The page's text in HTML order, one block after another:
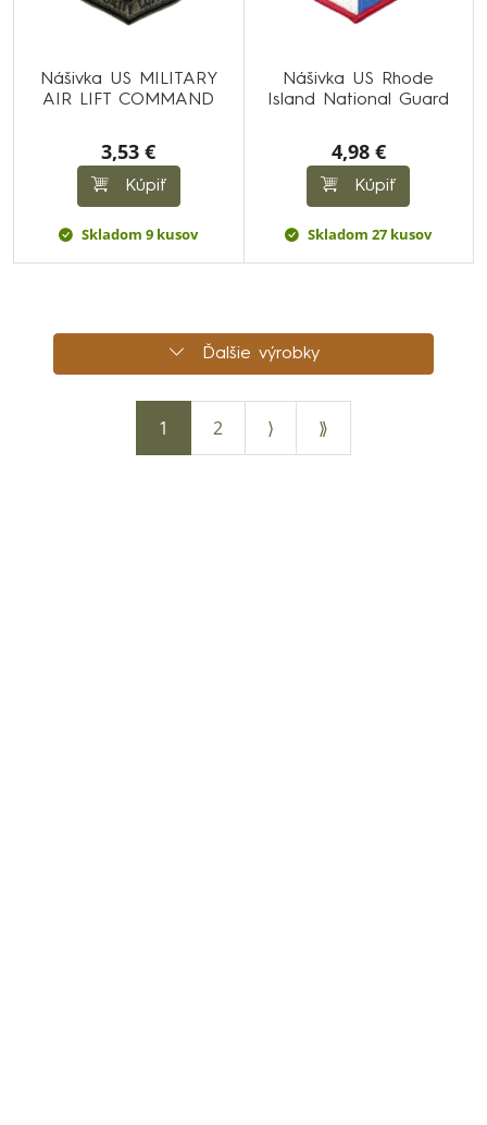
Nášivka US MILITARY
AIR LIFT COMMAND
3,53 €
Kúpiť
Skladom 9 kusov
Nášivka US Rhode
Island National Guard
4,98 €
Kúpiť
Skladom 27 kusov
Ďalšie výrobky
1 2 ⟩ ⟫